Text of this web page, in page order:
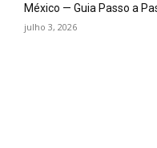
México — Guia Passo a
julho 3, 2026